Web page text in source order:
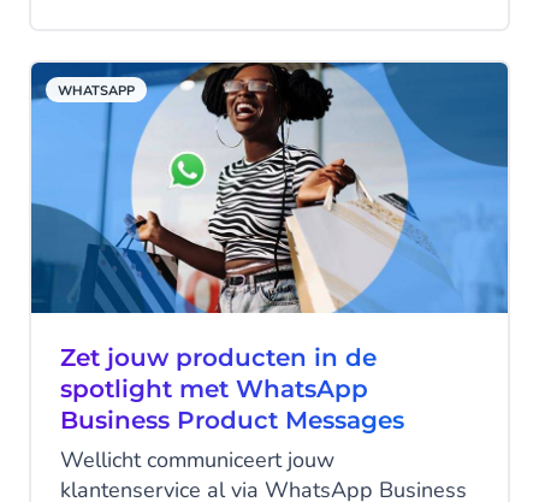
kruispunt van messaging-apps en
winkelen".
WHATSAPP
Zet jouw producten in de
spotlight met WhatsApp
Business Product Messages
Wellicht communiceert jouw
klantenservice al via WhatsApp Business